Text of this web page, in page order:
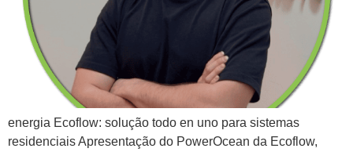
energia Ecoflow: solução todo en uno para sistemas
residenciais Apresentação do PowerOcean da Ecoflow,